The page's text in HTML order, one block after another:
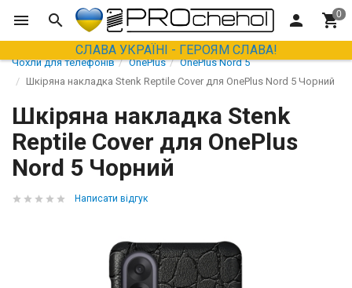
СЛАВА УКРАЇНІ - ГЕРОЯМ СЛАВА!
Чохли для телефонів OnePlus
OnePlus Nord 5
Шкіряна накладка Stenk Reptile Cover для OnePlus Nord 5 Чорний
Шкіряна накладка Stenk
Reptile Cover для OnePlus
Nord 5 Чорний
Написати відгук